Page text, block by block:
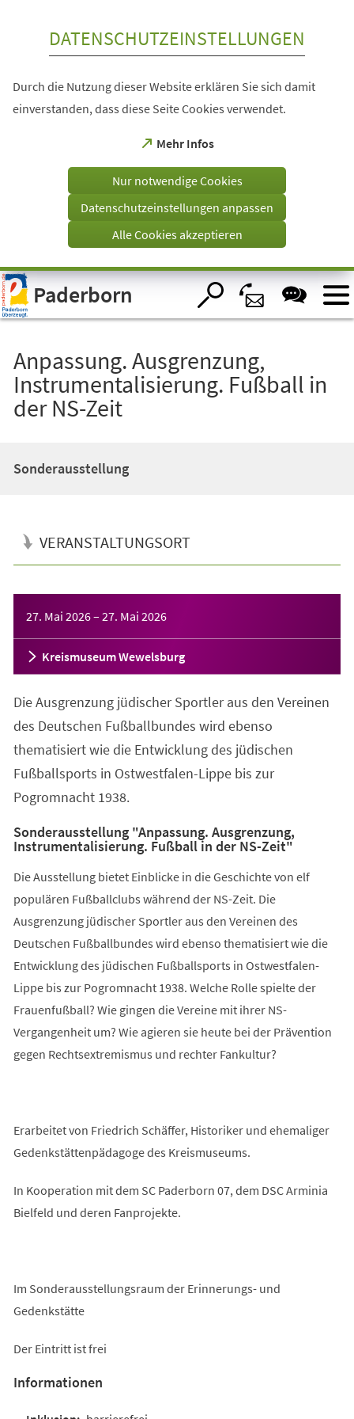
Visuelle
Assistenzsoftware
öffnen.
DATENSCHUTZEINSTELLUNGEN
Durch die Nutzung dieser Website erklären Sie sich damit
einverstanden, dass diese Seite Cookies verwendet.
Mehr Infos
(Öffnet
einem
Tab)
Nur notwendige Cookies
Datenschutzeinstellungen anpassen
Alle Cookies akzeptieren
Paderborn
Anpassung. Ausgrenzung,
Instrumentalisierung. Fußball in
der NS-Zeit
Sonderausstellung
VERANSTALTUNGSORT
27. Mai 2026– 27. Mai 2026
Kreismuseum Wewelsburg
Die Ausgrenzung jüdischer Sportler aus den Vereinen
des Deutschen Fußballbundes wird ebenso
thematisiert wie die Entwicklung des jüdischen
Fußballsports in Ostwestfalen-Lippe bis zur
Pogromnacht 1938.
Sonderausstellung "Anpassung. Ausgrenzung,
Instrumentalisierung. Fußball in der NS-Zeit"
Die Ausstellung bietet Einblicke in die Geschichte von elf
populären Fußballclubs während der NS-Zeit. Die
Ausgrenzung jüdischer Sportler aus den Vereinen des
Deutschen Fußballbundes wird ebenso thematisiert wie die
Entwicklung des jüdischen Fußballsports in Ostwestfalen-
Lippe bis zur Pogromnacht 1938. Welche Rolle spielte der
Frauenfußball? Wie gingen die Vereine mit ihrer NS-
Vergangenheit um? Wie agieren sie heute bei der Prävention
gegen Rechtsextremismus und rechter Fankultur?
Erarbeitet von Friedrich Schäffer, Historiker und ehemaliger
Gedenkstättenpädagoge des Kreismuseums.
In Kooperation mit dem SC Paderborn 07, dem DSC Arminia
Bielfeld und deren Fanprojekte.
Im Sonderausstellungsraum der Erinnerungs- und
Gedenkstätte
Der Eintritt ist frei
Informationen